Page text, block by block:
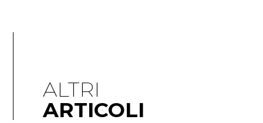
ALTRI
ARTICOLI